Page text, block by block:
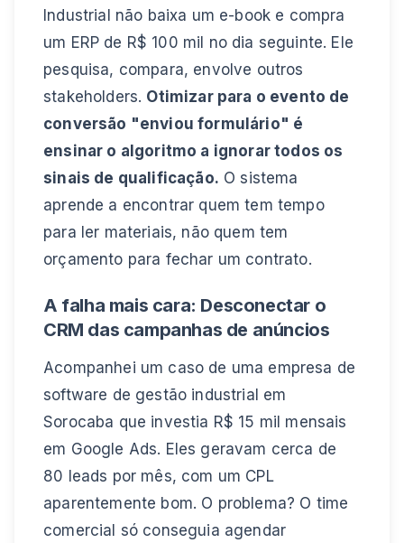
Industrial não baixa um e-book e compra
um ERP de R$ 100 mil no dia seguinte. Ele
pesquisa, compara, envolve outros
stakeholders. Otimizar para o evento de
conversão "enviou formulário" é
ensinar o algoritmo a ignorar todos os
sinais de qualificação. O sistema
aprende a encontrar quem tem tempo
para ler materiais, não quem tem
orçamento para fechar um contrato.
A falha mais cara: Desconectar o
CRM das campanhas de anúncios
Acompanhei um caso de uma empresa de
software de gestão industrial em
Sorocaba que investia R$ 15 mil mensais
em Google Ads. Eles geravam cerca de
80 leads por mês, com um CPL
aparentemente bom. O problema? O time
comercial só conseguia agendar